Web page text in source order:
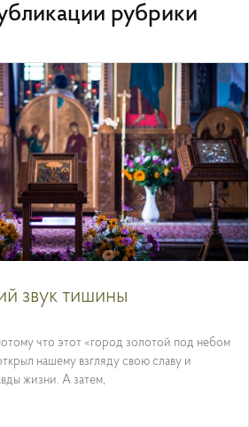
рубрики
звук тишины
что этот «город золотой под небом
нашему взгляду свою славу и
жизни. А затем,